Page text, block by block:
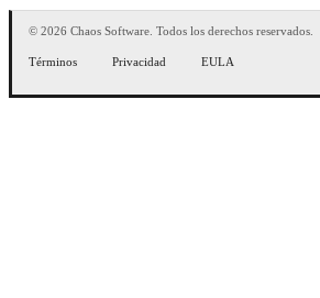
© 2026 Chaos Software. Todos los derechos reservados.
Términos Privacidad EULA